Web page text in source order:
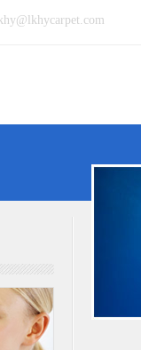
lkhy@lkhycarpet.com